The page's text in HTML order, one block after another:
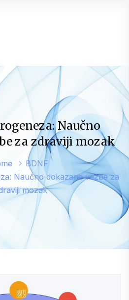
Naučno
za zdraviji mozak
BDNF
Naučno dokazane vežbe za
mozak